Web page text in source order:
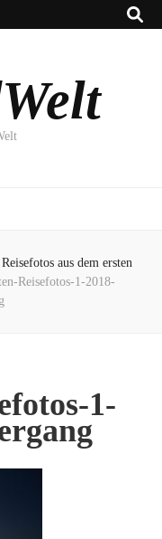
aus dem ersten
Reisefotos-1-2018-
1-